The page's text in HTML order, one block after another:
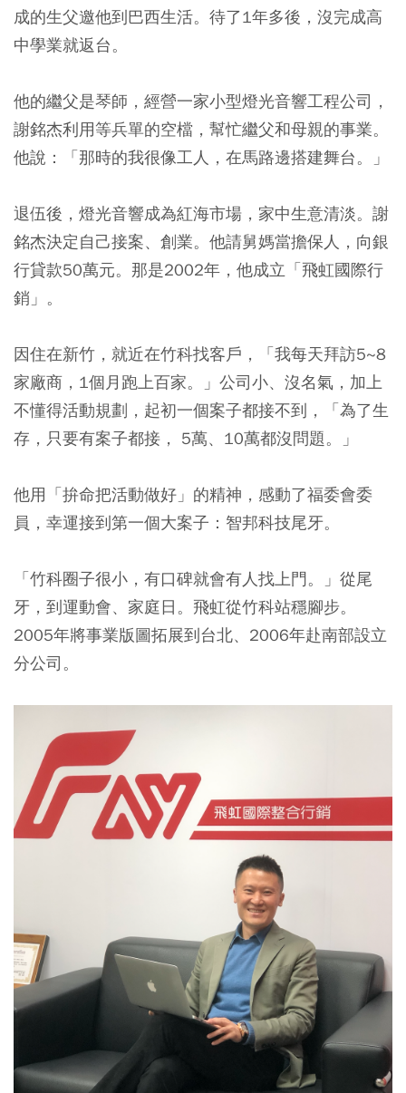
成的生父邀他到巴西生活。待了1年多後，沒完成高
中學業就返台。
他的繼父是琴師，經營一家小型燈光音響工程公司，
謝銘杰利用等兵單的空檔，幫忙繼父和母親的事業。
他說：「那時的我很像工人，在馬路邊搭建舞台。」
退伍後，燈光音響成為紅海市場，家中生意清淡。謝
銘杰決定自己接案、創業。他請舅媽當擔保人，向銀
行貸款50萬元。那是2002年，他成立「飛虹國際行
銷」。
因住在新竹，就近在竹科找客戶，「我每天拜訪5~8
家廠商，1個月跑上百家。」公司小、沒名氣，加上
不懂得活動規劃，起初一個案子都接不到，「為了生
存，只要有案子都接， 5萬、10萬都沒問題。」
他用「拚命把活動做好」的精神，感動了福委會委
員，幸運接到第一個大案子：智邦科技尾牙。
「竹科圈子很小，有口碑就會有人找上門。」從尾
牙，到運動會、家庭日。飛虹從竹科站穩腳步。
2005年將事業版圖拓展到台北、2006年赴南部設立
分公司。